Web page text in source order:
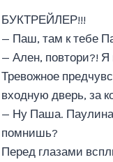
БУКТРЕЙЛЕР!!!
— Паш, там к тебе
— Ален, повтори?! Я
Тревожное
входную дверь, за
— Ну Паша.
помнишь?
Перед глазами